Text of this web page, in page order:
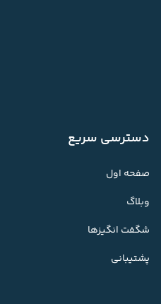
دسترسی سریع
صفحه اول
وبلاگ
شگفت انگیزها
پشتیبانی